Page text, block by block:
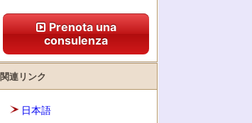
Prenota una
consulenza
関連リンク
日本語